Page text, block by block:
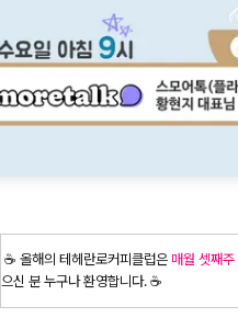
☕️ 올해의 테헤란로커피클럽은 매월 셋째주
으신 분 누구나 환영합니다. ☕️